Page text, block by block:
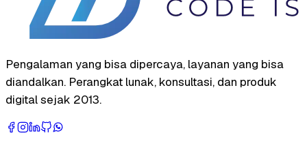
Pengalaman yang bisa dipercaya, layanan yang bisa
diandalkan. Perangkat lunak, konsultasi, dan produk
digital sejak 2013.